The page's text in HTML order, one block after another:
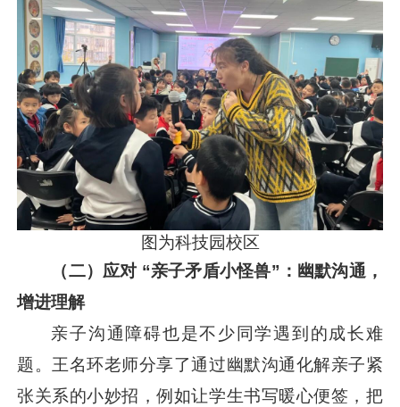
图为科技园校区
（二）应对 “亲子矛盾小怪兽”：幽默沟通，
增进理解
亲子沟通障碍也是不少同学遇到的成长难
题。王名环老师分享了通过幽默沟通化解亲子紧
张关系的小妙招，例如让学生书写暖心便签，把